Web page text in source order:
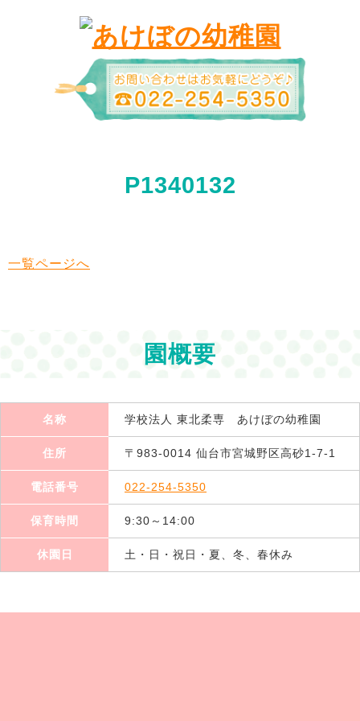
P1340132
一覧ページへ
園概要
名称 学校法人 東北柔専 あけぼの幼稚園
住所 〒983-0014 仙台市宮城野区高砂1-7-1
電話番号 022-254-5350
保育時間 9:30～14:00
休園日 土・日・祝日・夏、冬、春休み